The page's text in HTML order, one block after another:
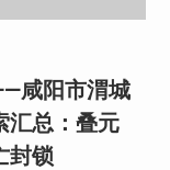
咸阳市渭城
汇总：叠元
封锁